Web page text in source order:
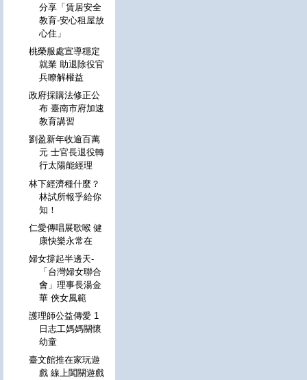
分享「賃居安全
教育-安心租屋放
心住」
桃榮服處宣導穩定
就業 助退除役官
兵瞭解權益
政府採購法修正公
布 臺南市府加速
教育講習
劉盈新年收逾百萬
元 士官長退役轉
行太陽能經理
林下經濟種什麼？
林試所報乎給你
知！
仁愛傳唱展歌喉 健
康快樂永常在
婦女撐起半邊天-
「台灣婦女聯合
會」理事長湯金
華 俠女風範
護理師公益傳愛 1
日志工媽媽關懷
幼童
臺文館推在家玩遊
戲 線上闖關遊戲